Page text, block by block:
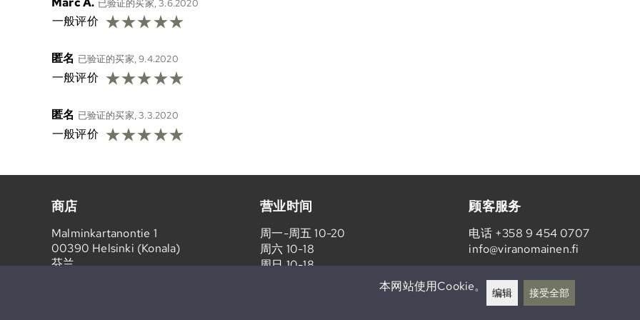
已验证的买家, 3.6.2020
一般评价 ☆☆☆☆☆
匿名 已验证的买家, 9.4.2020
一般评价 ☆☆☆☆☆
匿名 已验证的买家, 3.3.2020
一般评价 ☆☆☆☆☆
商店
Malminkartanontie 1
00390 Helsinki (Konala)
芬兰
营业时间
周一-周五 10-20
周六 10-18
周日 10-18
顾客服务
电话 +358 9 454 0707
info@viranomainen.fi
周一-周五 10-14
本网站使用Cookie。
编辑 接受全部